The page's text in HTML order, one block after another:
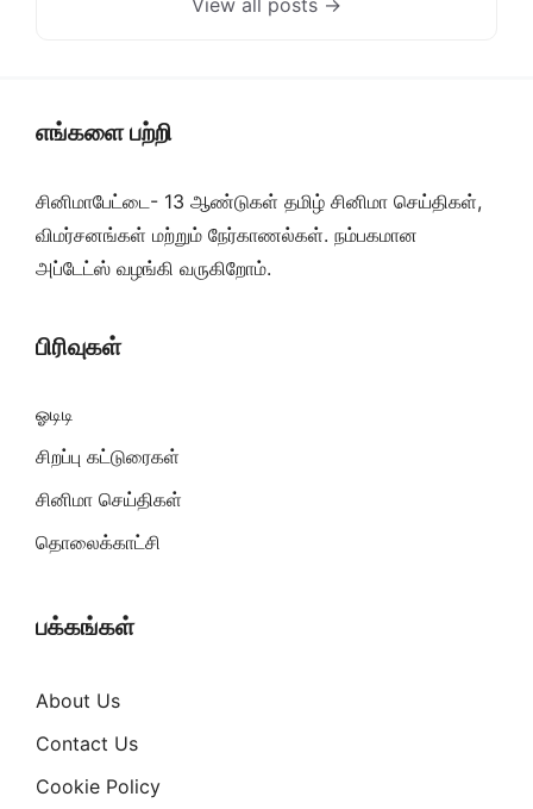
View all posts →
எங்களை பற்றி
சினிமாபேட்டை- 13 ஆண்டுகள் தமிழ் சினிமா செய்திகள்,
விமர்சனங்கள் மற்றும் நேர்காணல்கள். நம்பகமான
அப்டேட்ஸ் வழங்கி வருகிறோம்.
பிரிவுகள்
ஓடிடி
சிறப்பு கட்டுரைகள்
சினிமா செய்திகள்
தொலைக்காட்சி
பக்கங்கள்
About Us
Contact Us
Cookie Policy